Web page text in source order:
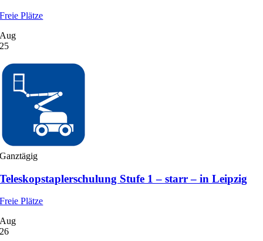
Freie Plätze
Aug
25
Ganztägig
Teleskopstaplerschulung Stufe 1 – starr – in Leipzig
Freie Plätze
Aug
26